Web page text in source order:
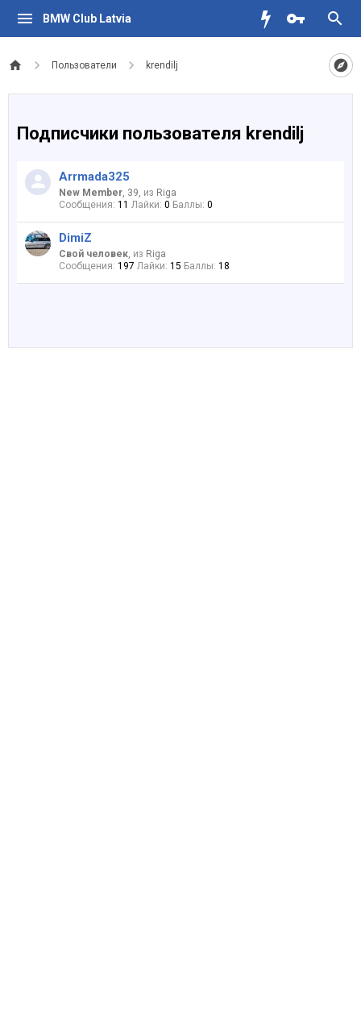
BMW Club Latvia
Пользователи krendilj
Подписчики пользователя krendilj
Arrmada325
New Member, 39, из Riga
Сообщения: 11 Лайки: 0 Баллы: 0
DimiZ
Свой человек, из Riga
Сообщения: 197 Лайки: 15 Баллы: 18